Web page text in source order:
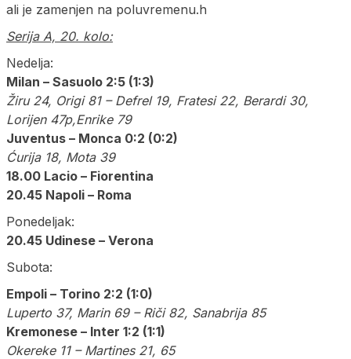
ali je zamenjen na poluvremenu.h
Serija A, 20. kolo:
Nedelja:
Milan – Sasuolo 2:5 (1:3)
Žiru 24, Origi 81 – Defrel 19, Fratesi 22, Berardi 30,
Lorijen 47p,Enrike 79
Juventus – Monca 0:2 (0:2)
Ćurija 18, Mota 39
18.00 Lacio – Fiorentina
20.45 Napoli – Roma
Ponedeljak:
20.45 Udinese – Verona
Subota:
Empoli – Torino 2:2 (1:0)
Luperto 37, Marin 69 – Riči 82, Sanabrija 85
Kremonese – Inter 1:2 (1:1)
Okereke 11 – Martines 21, 65